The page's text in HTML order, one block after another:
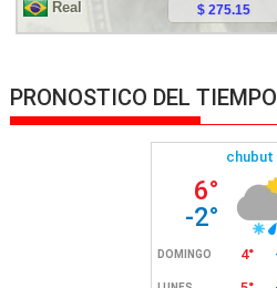
PRONOSTICO DEL TIEMPO